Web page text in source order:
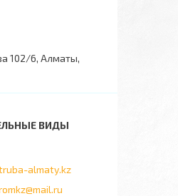
102/6, Алматы,
almaty.kz